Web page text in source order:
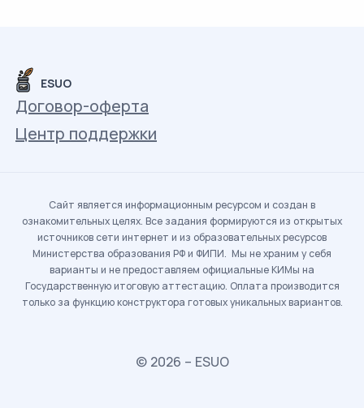
ESUO
Договор-оферта
Центр поддержки
Сайт является информационным ресурсом и создан в
ознакомительных целях. Все задания формируются из открытых
источников сети интернет и из образовательных ресурсов
Министерства образования РФ и ФИПИ. Мы не храним у себя
варианты и не предоставляем официальные КИМы на
Государственную итоговую аттестацию. Оплата производится
только за функцию конструктора готовых уникальных вариантов.
© 2026 – ESUO